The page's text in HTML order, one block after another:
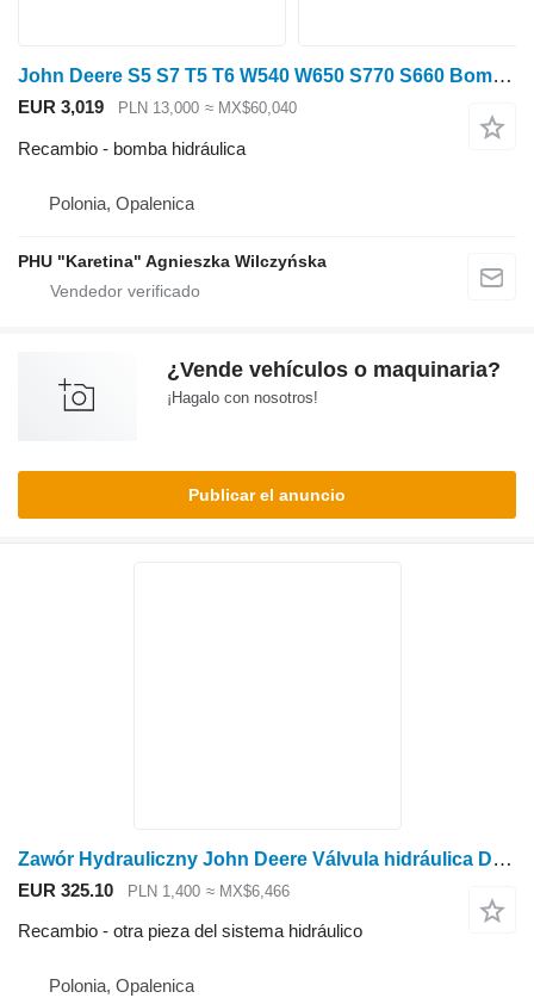
John Deere S5 S7 T5 T6 W540 W650 S770 S660 Bomba hidráulica AXE15826 para John Deere S5 S7 cosechadora de cereales
EUR 3,019 PLN 13,000 ≈ MX$60,040
Recambio - bomba hidráulica
Polonia, Opalenica
PHU "Karetina" Agnieszka Wilczyńska
¿Vende vehículos o maquinaria?
¡Hagalo con nosotros!
Publicar el anuncio
Zawór Hydrauliczny John Deere Válvula hidráulica DE20754 AX para S550, S760, S780, T550, S790 y W540 para John Deere S550 S760 S780 T550 S790 T550 W540 cosechadora de cereales
EUR 325.10 PLN 1,400 ≈ MX$6,466
Recambio - otra pieza del sistema hidráulico
Polonia, Opalenica